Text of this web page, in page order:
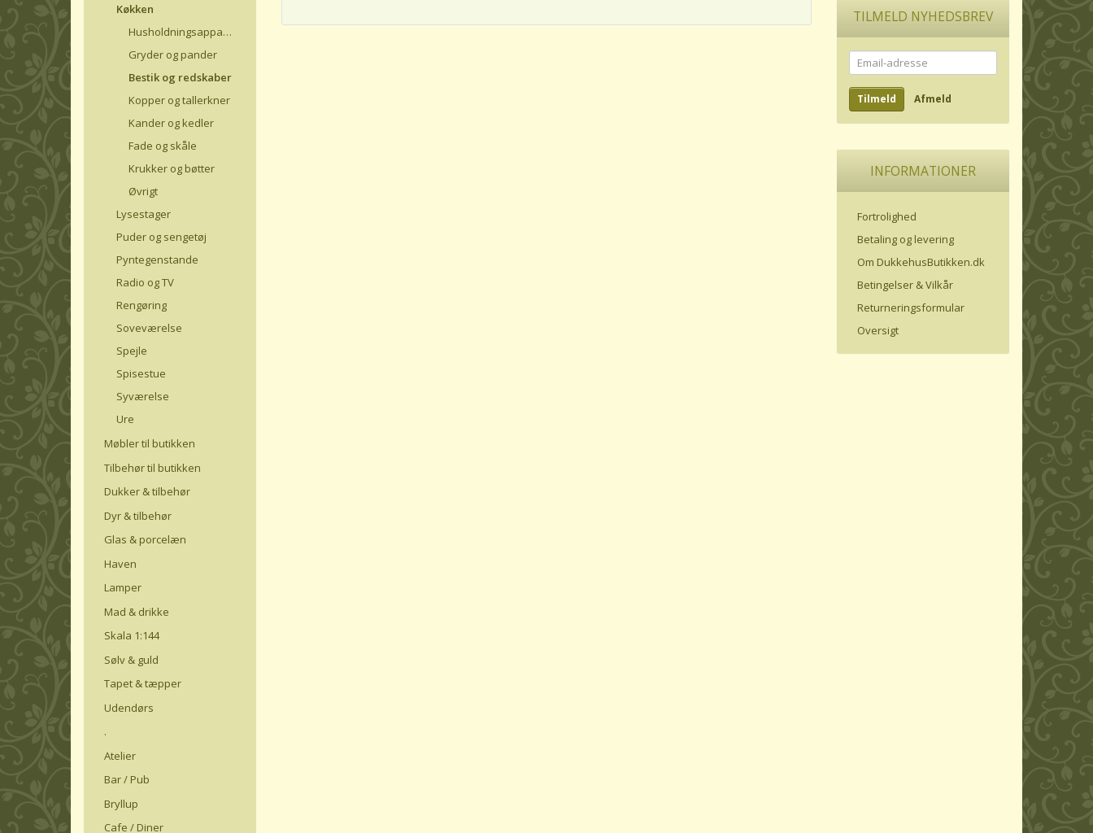
Køkken
Husholdningsapparater
Gryder og pander
Bestik og redskaber
Kopper og tallerkner
Kander og kedler
Fade og skåle
Krukker og bøtter
Øvrigt
Lysestager
Puder og sengetøj
Pyntegenstande
Radio og TV
Rengøring
Soveværelse
Spejle
Spisestue
Syværelse
Ure
Møbler til butikken
Tilbehør til butikken
Dukker & tilbehør
Dyr & tilbehør
Glas & porcelæn
Haven
Lamper
Mad & drikke
Skala 1:144
Sølv & guld
Tapet & tæpper
Udendørs
.
Atelier
Bar / Pub
Bryllup
Cafe / Diner
TILMELD NYHEDSBREV
Email-
adresse
Tilmeld Afmeld
INFORMATIONER
Fortrolighed
Betaling og levering
Om DukkehusButikken.dk
Betingelser & Vilkår
Returneringsformular
Oversigt